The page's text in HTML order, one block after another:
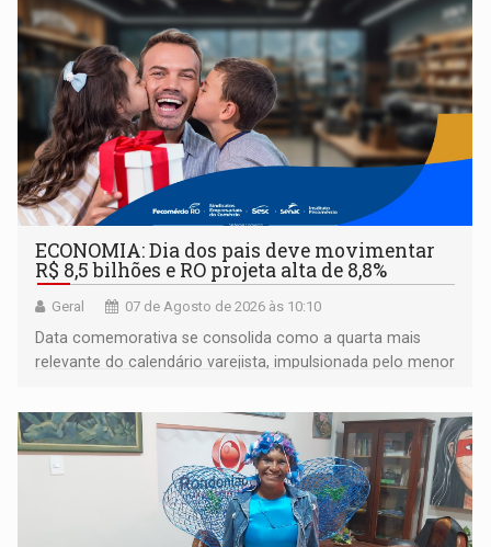
ECONOMIA: Dia dos pais deve movimentar
R$ 8,5 bilhões e RO projeta alta de 8,8%
Geral 07 de Agosto de 2026 às 10:10
Data comemorativa se consolida como a quarta mais
relevante do calendário varejista, impulsionada pelo menor
média do trabalhador